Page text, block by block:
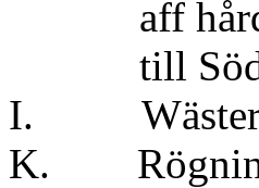
aff hård
till Söder
I.
K.